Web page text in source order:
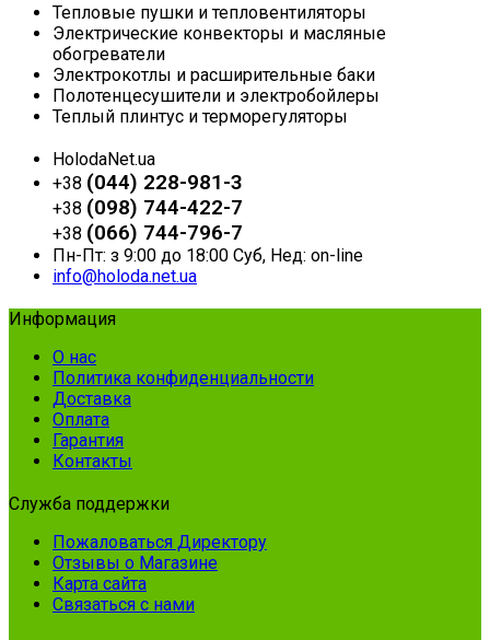
Тепловые пушки и тепловентиляторы
Электрические конвекторы и масляные
обогреватели
Электрокотлы и расширительные баки
Полотенцесушители и электробойлеры
Теплый плинтус и терморегуляторы
HolodaNet.ua
+38 (044) 228-981-3
+38 (098) 744-422-7
+38 (066) 744-796-7
Пн-Пт: з 9:00 до 18:00 Суб, Нед: on-line
info@holoda.net.ua
Информация
О нас
Политика конфиденциальности
Доставка
Оплата
Гарантия
Контакты
Служба поддержки
Пожаловаться Директору
Отзывы о Магазине
Карта сайта
Связаться с нами